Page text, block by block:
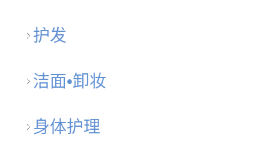
护发
洁面•卸妆
身体护理